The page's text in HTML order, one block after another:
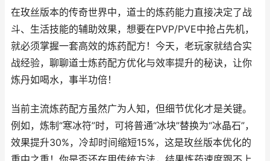
在玫丝版本的传奇世界中，道士的炼药能力直接决定了战
斗、生活技能的辅助效果，想要在PVP/PVE中抢占先机，
就必须掌握一套高效的炼药配方！今天，老玩家就结合实
战经验，聊聊道士炼药配方优化与效率提升的秘诀，让你
炼丹如喝水，事半功倍！
当前主流炼药配方虽然广为人知，但细节优化才是关键。
例如，炼制“寒冰符”时，可将普通“冰块”替换为“冰晶石”，
效果提升30%，冷却时间缩短15%，这是玫丝版本优化的